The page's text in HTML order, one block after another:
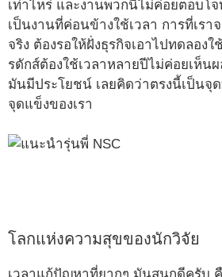
เท่าไหร่ และงานพวกนี้ไม่ค่อยตอบโ
เป็นงานที่ค่อนข้างใช้เวลา การที่เรา
จริง ต้องรอให้ฝั่งธุรกิจเอาไปทดลอง
รดักส์ต้องใช้เวลาหลายปีไม่ค่อยเห็น
มันมีประโยชน์ เลยคิดว่าตรงนี้เป็นจุ
จุดแข็งของเรา
โลกแห่งความสุขของนักวิจัย
เวลาแก้ปัญหาที่ยากๆ มันสนุกดีครับ